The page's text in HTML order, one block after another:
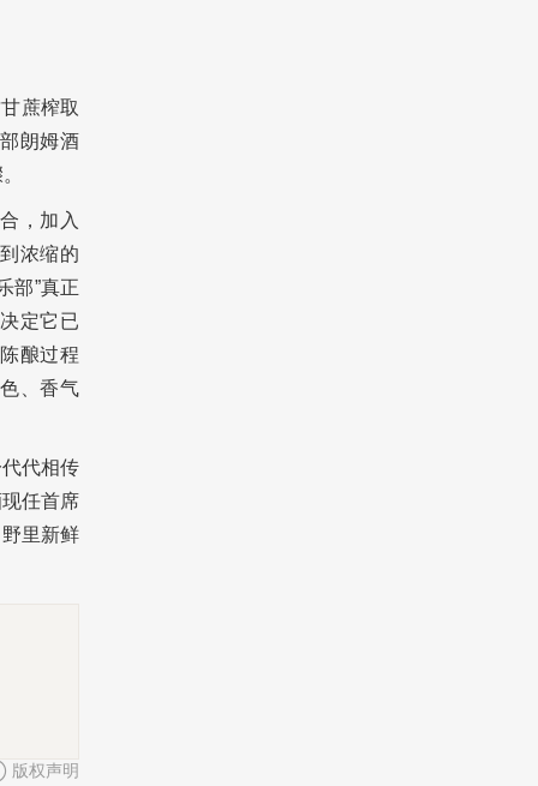
蔗榨取
朗姆酒
，加入
浓缩的
部”真正
定它已
酿过程
、香气
代相传
任首席
里新鲜
版权声明